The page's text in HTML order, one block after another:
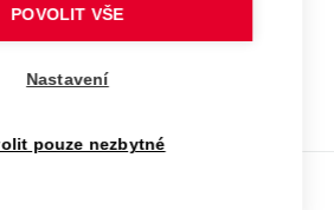
POVOLIT VŠE
Nastavení
pouze nezbytné